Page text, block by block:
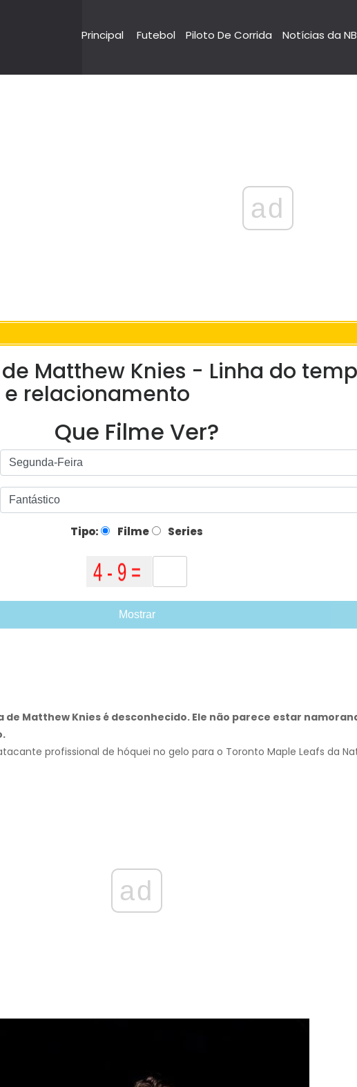
Principal Futebol Piloto De Corrida Notícias da
ad
Matthew Knies - Linha do
relacionamento
Que Filme Ver?
Tipo: Filme Series
Mostrar
de Matthew Knies é desconhecido. Ele não parece estar
profissional de hóquei no gelo para o Toronto Maple Leafs da
ad